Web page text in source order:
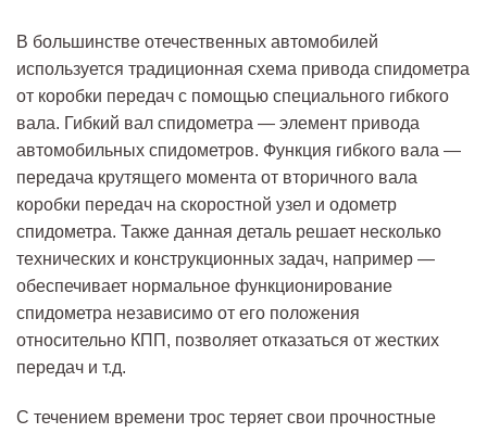
В большинстве отечественных автомобилей
используется традиционная схема привода спидометра
от коробки передач с помощью специального гибкого
вала. Гибкий вал спидометра — элемент привода
автомобильных спидометров. Функция гибкого вала —
передача крутящего момента от вторичного вала
коробки передач на скоростной узел и одометр
спидометра. Также данная деталь решает несколько
технических и конструкционных задач, например —
обеспечивает нормальное функционирование
спидометра независимо от его положения
относительно КПП, позволяет отказаться от жестких
передач и т.д.
С течением времени трос теряет свои прочностные